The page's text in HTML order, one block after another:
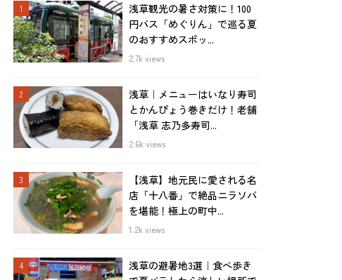
浅草観光の暑さ対策に！100
円バス「めぐりん」で巡る夏
のおすすめスポッ...
2.7k views
浅草｜メニューはいなり寿司
とかんぴょう巻きだけ！老舗
「浅草 志乃多寿司...
2.6k views
【浅草】地元民に愛される名
店「十八番」で絶品ニラソバ
を堪能！極上の町中...
1.2k views
浅草の避暑地3選｜食べ歩き